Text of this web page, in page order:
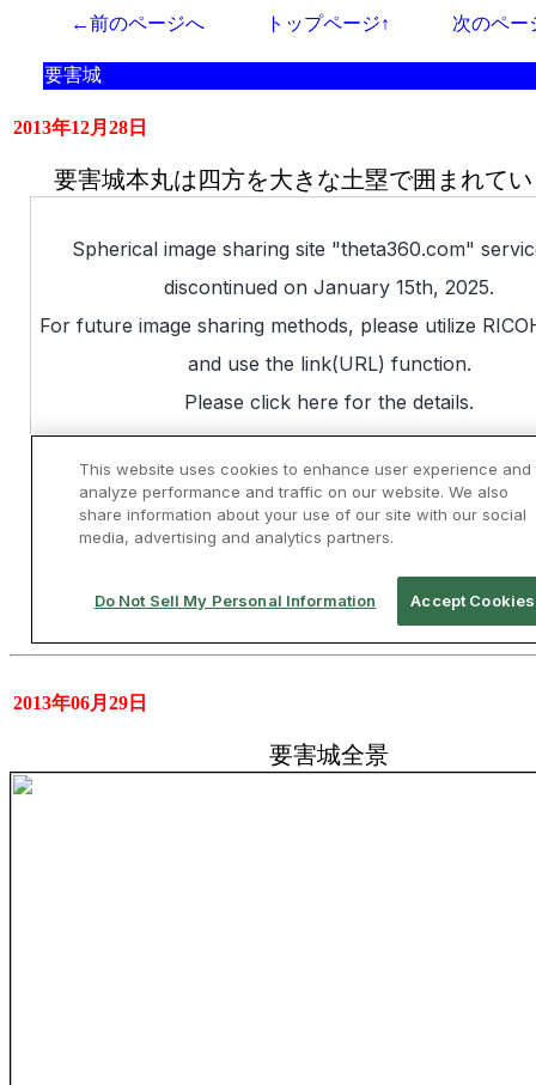
←前のページへ トップページ↑ 次のペ
要害城
2013年12月28日
要害城本丸は四方を大きな土塁で囲まれて
2013年06月29日
要害城全景